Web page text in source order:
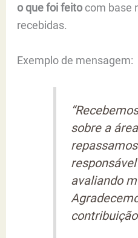
o que foi feito com base
recebidas.
Exemplo de mensagem:
sobre a
avaliando